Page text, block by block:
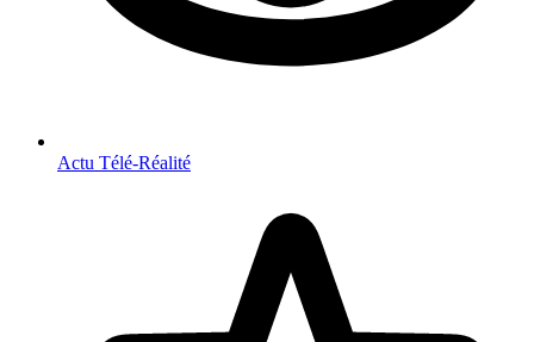
Actu Télé-Réalité